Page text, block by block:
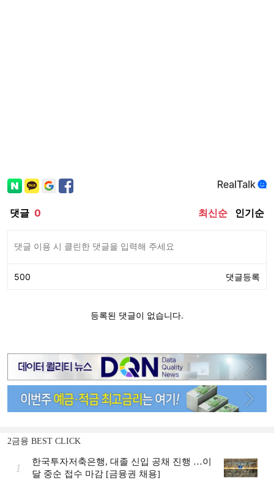
2금융 BEST CLICK
1
한국투자저축은행, 대졸 신입 공채 진행 …이
달 중순 접수 마감 [금융권 채용]